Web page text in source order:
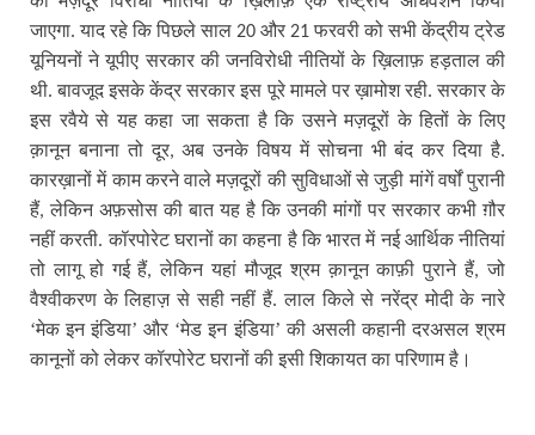
जाएगा.याद रहे कि पिछले साल 20 और 21फरवरी को सभी केंद्रीय ट्रेड
यूनियनों ने यूपीए सरकार की जनविरोधी नीतियों के ख़िलाफ़ हड़ताल की
थी. बावजूद इसके केंद्र सरकार इस पूरे मामले पर ख़ामोश रही. सरकार के
इस रवैये से यह कहा जा सकता है कि उसने मज़दूरों के हितों के लिए
क़ानून बनाना तो दूर,अब उनके विषय में सोचना भी बंद कर दिया है.
कारख़ानों में काम करने वाले मज़दूरों की सुविधाओं से जुड़ी मांगें वर्षों पुरानी
हैं,लेकिन अफ़सोस की बात यह है कि उनकी मांगों पर सरकार कभी ग़ौर
नहीं करती. कॉरपोरेट घरानों का कहना है कि भारत में नई आर्थिक नीतियां
तो लागू हो गई हैं,लेकिन यहां मौजूद श्रम क़ानून काफ़ी पुराने हैं,जो
वैश्‍वीकरण के लिहाज़ से सही नहीं हैं. लाल किले से नरेंद्र मोदी के नारे
‘मेक इन इंडिया’ और ‘मेड इन इंडिया’ की असली कहानी दरअसल श्रम
कानूनों को लेकर कॉरपोरेट घरानों की इसी शिकायत का परिणाम है।